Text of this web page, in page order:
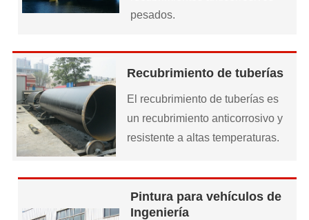
pesados.
Recubrimiento de tuberías
El recubrimiento de tuberías es
un recubrimiento anticorrosivo y
resistente a altas temperaturas.
Pintura para vehículos de
Ingeniería